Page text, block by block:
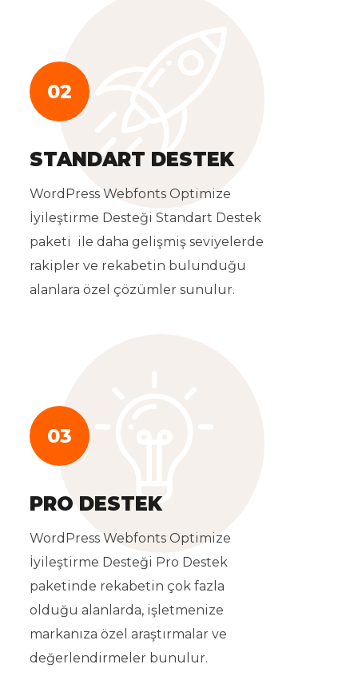
02
STANDART DESTEK
WordPress Webfonts Optimize
İyileştirme Desteği Standart Destek
paketi ile daha gelişmiş seviyelerde
rakipler ve rekabetin bulunduğu
alanlara özel çözümler sunulur.
03
PRO DESTEK
WordPress Webfonts Optimize
İyileştirme Desteği Pro Destek
paketinde rekabetin çok fazla
olduğu alanlarda, işletmenize
markanıza özel araştırmalar ve
değerlendirmeler bunulur.